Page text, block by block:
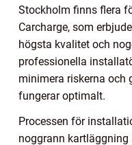
Stockholm finns flera
Carcharge, som
högsta kvalitet och
professionella
minimera riskerna och
fungerar optimalt.
Processen för
noggrann